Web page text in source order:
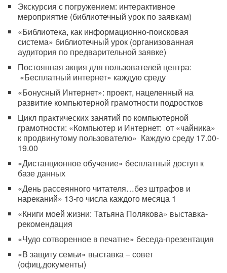
Экскурсия с погружением: интерактивное
мероприятие (библиотечный урок по заявкам)
«Библиотека, как информационно-поисковая
система» библиотечный урок (организованная
аудитория по предварительной заявке)
Постоянная акция для пользователей центра:
«Бесплатный интернет» каждую среду
«Бонусный Интернет»: проект, нацеленный на
развитие компьютерной грамотности подростков
Цикл практических занятий по компьютерной
грамотности: «Компьютер и Интернет: от «чайника»
к продвинутому пользователю» Каждую среду 17.00-
19.00
«Дистанционное обучение» бесплатный доступ к
базе данных
«День рассеянного читателя…без штрафов и
нареканий» 13-го числа каждого месяца 1
«Книги моей жизни: Татьяна Полякова» выставка-
рекомендация
«Чудо сотворенное в печатне» беседа-презентация
«В защиту семьи» выставка – совет
(офиц.документы)